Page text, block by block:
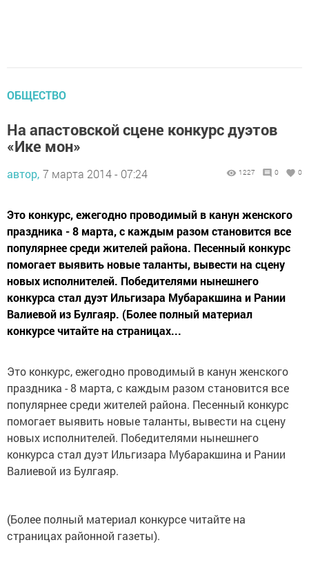
ОБЩЕСТВО
На апастовской сцене конкурс дуэтов
«Ике мон»
автор, 7 марта 2014 - 07:24 1227 0 0
Это конкурс, ежегодно проводимый в канун женского
праздника - 8 марта, с каждым разом становится все
популярнее среди жителей района. Песенный конкурс
помогает выявить новые таланты, вывести на сцену
новых исполнителей. Победителями нынешнего
конкурса стал дуэт Ильгизара Мубаракшина и Рании
Валиевой из Булгаяр. (Более полный материал
конкурсе читайте на страницах...
Это конкурс, ежегодно проводимый в канун женского
праздника - 8 марта, с каждым разом становится все
популярнее среди жителей района. Песенный конкурс
помогает выявить новые таланты, вывести на сцену
новых исполнителей. Победителями нынешнего
конкурса стал дуэт Ильгизара Мубаракшина и Рании
Валиевой из Булгаяр.
(Более полный материал конкурсе читайте на
страницах районной газеты).